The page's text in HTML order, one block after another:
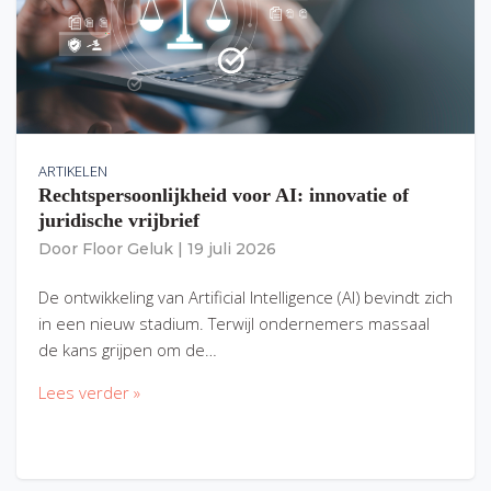
ARTIKELEN
Rechtspersoonlijkheid voor AI: innovatie of
juridische vrijbrief
Door Floor Geluk 19 juli 2026
De ontwikkeling van Artificial Intelligence (AI) bevindt zich
in een nieuw stadium. Terwijl ondernemers massaal
de kans grijpen om de…
Lees verder »